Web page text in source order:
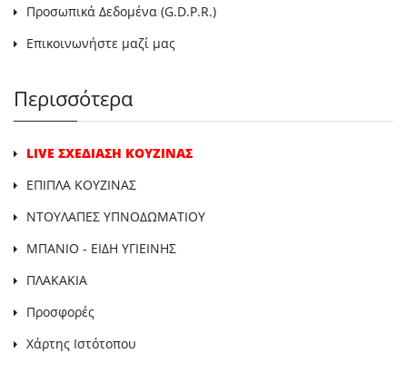
Προσωπικά Δεδομένα (G.D.P.R.)
Επικοινωνήστε μαζί μας
Περισσότερα
LIVE ΣΧΕΔΙΑΣΗ ΚΟΥΖΙΝΑΣ
ΕΠΙΠΛΑ ΚΟΥΖΙΝΑΣ
ΝΤΟΥΛΑΠΕΣ ΥΠΝΟΔΩΜΑΤΙΟΥ
ΜΠΑΝΙΟ - ΕΙΔΗ ΥΓΙΕΙΝΗΣ
ΠΛΑΚΑΚΙΑ
Προσφορές
Χάρτης Ιστότοπου